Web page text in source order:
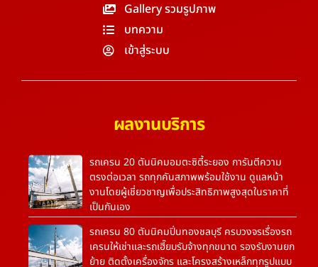
Gallery รวมรูปภาพ
บทความ
เข้าสู่ระบบ
ผลงานบริการ
รถเครน 20 ตันนิคมอมตะซิตี้ระยอง การันตีความ
ตรงต่อเวลา รถทุกคันสภาพพร้อมใช้งาน ดูแลหน้า
งานโดยผู้เชี่ยวชาญเพื่อประสิทธิภาพสูงสุดในราคาที่
เป็นกันเอง
รถเครน 80 ตันนิคมปิ่นทองชลบุรี ครบวงจรเรื่องรถ
เครนให้เช่าและรถเฮี๊ยบรับจ้างทุกขนาด รองรับงานยก
ย้าย ติดตั้งเครื่องจักร และโครงสร้างเหล็กทุกรูปแบบ